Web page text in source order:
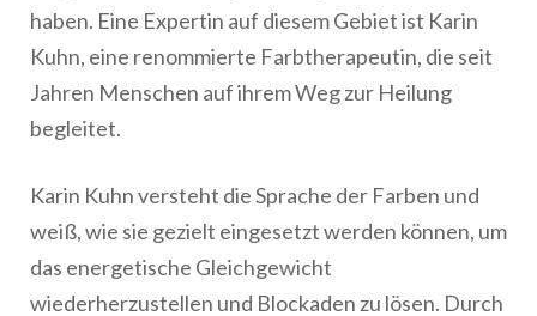
haben. Eine Expertin auf diesem Gebiet ist Karin
Kuhn, eine renommierte Farbtherapeutin, die seit
Jahren Menschen auf ihrem Weg zur Heilung
begleitet.
Karin Kuhn versteht die Sprache der Farben und
weiß, wie sie gezielt eingesetzt werden können, um
das energetische Gleichgewicht
wiederherzustellen und Blockaden zu lösen. Durch